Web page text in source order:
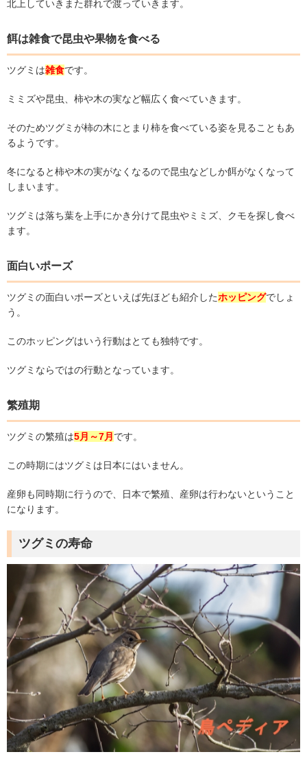
北上していきまた群れで渡っていきます。
餌は雑食で昆虫や果物を食べる
ツグミは雑食です。
ミミズや昆虫、柿や木の実など幅広く食べていきます。
そのためツグミが柿の木にとまり柿を食べている姿を見ることもあ
るようです。
冬になると柿や木の実がなくなるので昆虫などしか餌がなくなって
しまいます。
ツグミは落ち葉を上手にかき分けて昆虫やミミズ、クモを探し食べ
ます。
面白いポーズ
ツグミの面白いポーズといえば先ほども紹介したホッピングでしょ
う。
このホッピングはいう行動はとても独特です。
ツグミならではの行動となっています。
繁殖期
ツグミの繁殖は5月～7月 です。
この時期にはツグミは日本にはいません。
産卵も同時期に行うので、日本で繁殖、産卵は行わないということ
になります。
ツグミの寿命